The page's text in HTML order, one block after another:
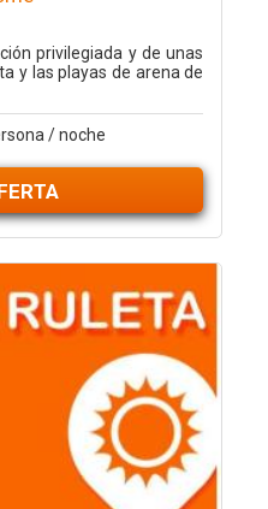
privilegiada y de unas
y las playas de arena de
/ noche